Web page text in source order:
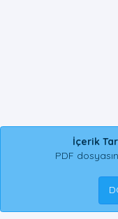
İçerik
PDF